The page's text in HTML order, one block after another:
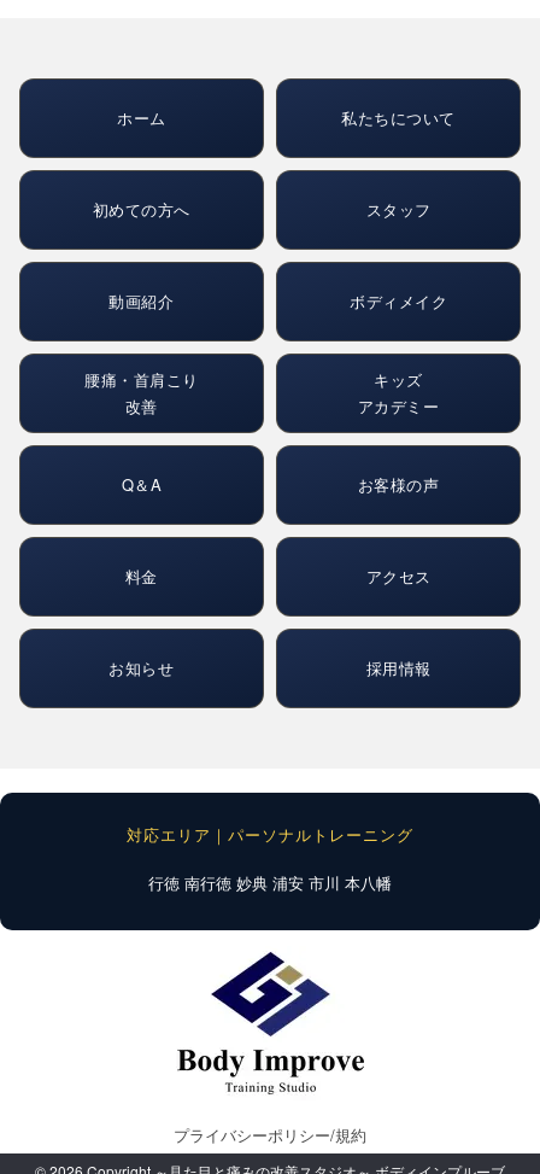
ホーム 私たちについて
初めての方へ スタッフ
動画紹介 ボディメイク
腰痛・首肩こり
改善
キッズ
アカデミー
Q＆A お客様の声
料金 アクセス
お知らせ 採用情報
対応エリア｜パーソナルトレーニング
行徳 南行徳 妙典 浦安 市川 本八幡
プライバシーポリシー/規約